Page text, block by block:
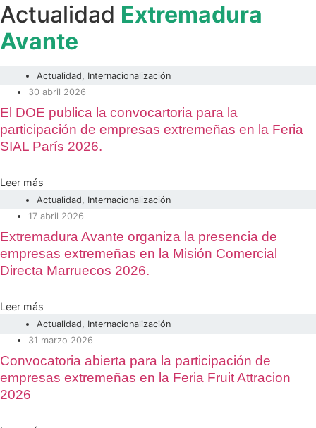
Actualidad Extremadura
Avante
Actualidad, Internacionalización
30 abril 2026
El DOE publica la convocartoria para la
participación de empresas extremeñas en la Feria
SIAL París 2026.
Leer más
Actualidad, Internacionalización
17 abril 2026
Extremadura Avante organiza la presencia de
empresas extremeñas en la Misión Comercial
Directa Marruecos 2026.
Leer más
Actualidad, Internacionalización
31 marzo 2026
Convocatoria abierta para la participación de
empresas extremeñas en la Feria Fruit Attracion
2026